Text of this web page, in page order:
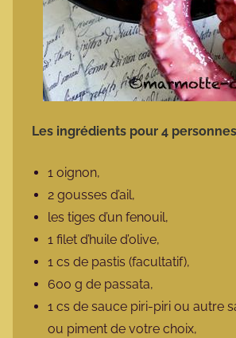
Les ingrédients pour 4
1 oignon,
2 gousses d’ail,
les tiges d’un fenouil,
1 filet d’huile d’olive,
1 cs de pastis (facultatif),
600 g de passata,
1 cs de sauce piri-piri ou autre
ou piment de votre choix,